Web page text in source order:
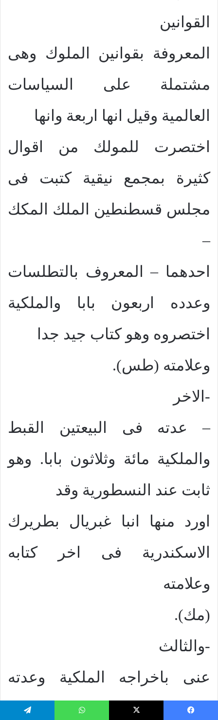
القوانين
المعروفة بقوانين الملوك وهى
مشتملة على السياسات
العالمية وقيل انها اربعة وانها
اختصرت للمولك من اقوال
كثيرة بمجمع نيقية كتبت فى
مجلس قسطنطين الملك المكك
–
احدهما – المعروف بالتطلسات
وعدده اربعون بابا والملكية
اختصروه وهو كتاب جيد جدا
وعلامته (طس).
-الاخر
– عدته فى البيعتين القبط
والملكية مائة وثلاثون بابا. وهو
ثابت عند النسطورية وقد
اورد منها انبا غبريال بطريرك
الاسكندرية فى اخر كتابه
وعلامته
(مك).
-والثالث
عنى باخراجه الملكية وعدته
سبعة وعشرون وعلامته (مج)